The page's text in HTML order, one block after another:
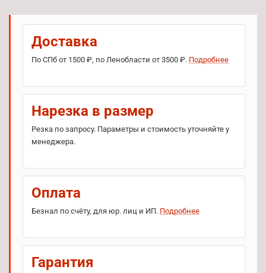
Доставка
По СПб от 1500 ₽, по Ленобласти от 3500 ₽. Подробнее
Нарезка в размер
Резка по запросу. Параметры и стоимость уточняйте у
менеджера.
Оплата
Безнал по счёту, для юр. лиц и ИП. Подробнее
Гарантия